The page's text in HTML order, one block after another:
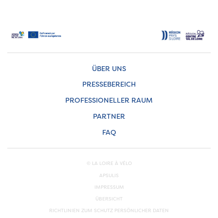
ÜBER UNS
PRESSEBEREICH
PROFESSIONELLER RAUM
PARTNER
FAQ
© LA LOIRE À VÉLO
APSULIS
IMPRESSUM
ÜBERSICHT
RICHTLINIEN ZUM SCHUTZ PERSÖNLICHER DATEN